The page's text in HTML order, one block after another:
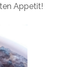
Appetit!